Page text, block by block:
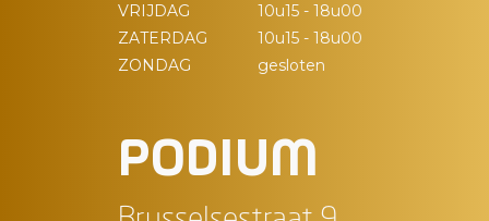
VRIJDAG
10u15 - 18u00
ZATERDAG
10u15 - 18u00
ZONDAG
gesloten
PODIUM